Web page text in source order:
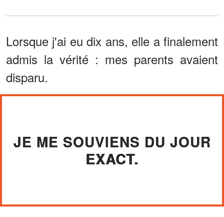
Lorsque j'ai eu dix ans, elle a finalement
admis la vérité : mes parents avaient
disparu.
JE ME SOUVIENS DU JOUR
EXACT.